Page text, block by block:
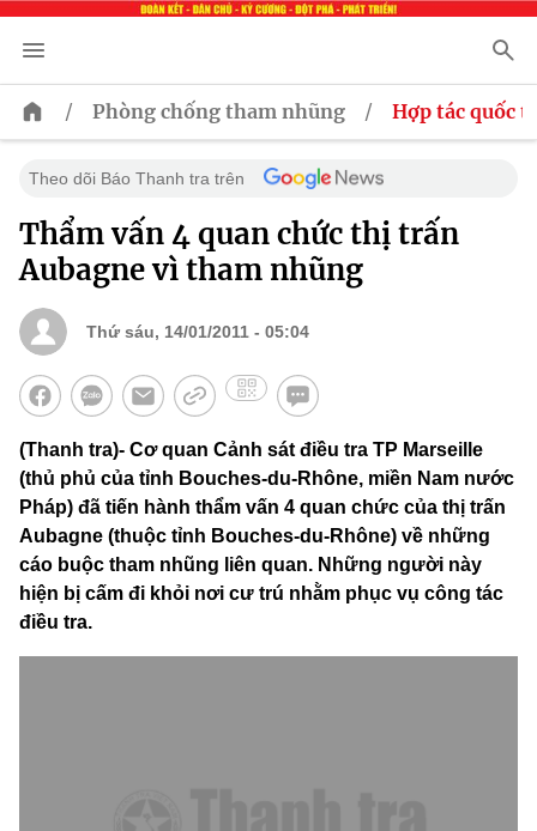
/ Phòng chống tham nhũng / Hợp tác quốc
Theo dõi Báo Thanh tra trên
Thẩm vấn 4 quan chức thị trấn
Aubagne vì tham nhũng
Thứ sáu, 14/01/2011 - 05:04
(Thanh tra)- Cơ quan Cảnh sát điều tra TP Marseille
(thủ phủ của tỉnh Bouches-du-Rhône, miền Nam nước
Pháp) đã tiến hành thẩm vấn 4 quan chức của thị trấn
Aubagne (thuộc tỉnh Bouches-du-Rhône) về những
cáo buộc tham nhũng liên quan. Những người này
hiện bị cấm đi khỏi nơi cư trú nhằm phục vụ công tác
điều tra.